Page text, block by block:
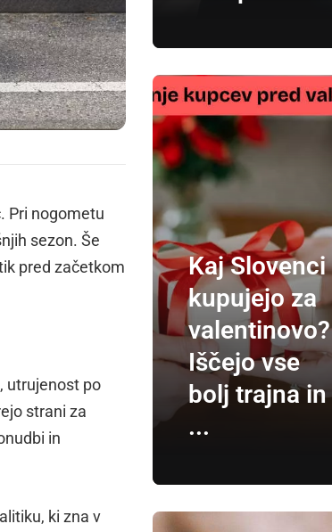
Pri nogometu
sezon. Še
pred začetkom
utrujenost po
strani za
in
ki zna v
Kaj Slovenci
kupujejo za
valentinovo?
Iščejo vse
bolj trajna in
...